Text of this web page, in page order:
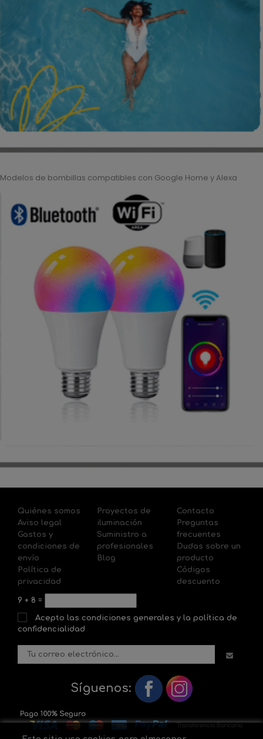
Modelos de bombillas compatibles con Google Home y Alexa
Quiénes somos
Aviso legal
Gastos y
condiciones de
envío
Política de
privacidad
Proyectos de
iluminación
Suministro a
profesionales
Blog
Contacto
Preguntas
frecuentes
Dudas sobre un
producto
Códigos
descuento
9 + 8 =
Acepto las condiciones generales y la política de
confidencialidad
Síguenos: